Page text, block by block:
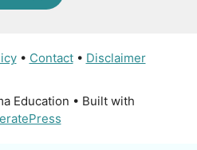
• Contact• Disclaimer
Education • Built with